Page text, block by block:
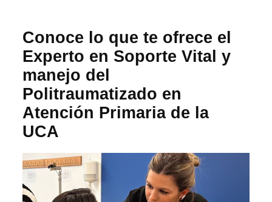
Conoce lo que te ofrece el
Experto en Soporte Vital y
manejo del
Politraumatizado en
Atención Primaria de la
UCA